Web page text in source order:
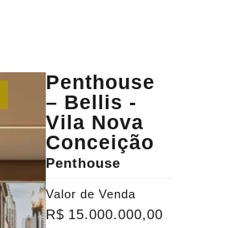
Penthouse
– Bellis -
Vila Nova
Conceição
Penthouse
Valor de Venda
R$ 15.000.000,00